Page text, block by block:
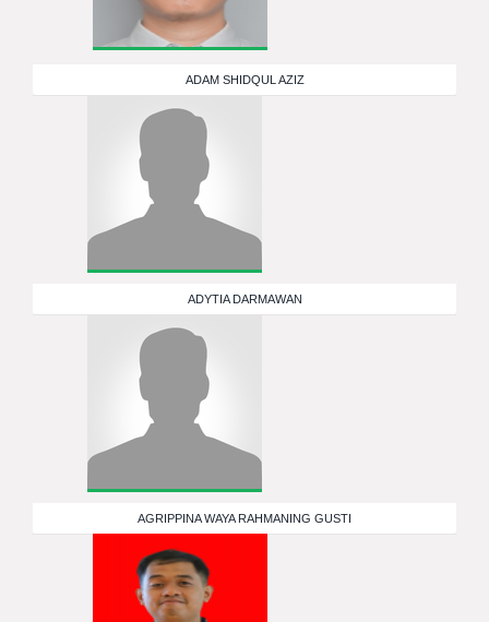
ADAM SHIDQUL AZIZ
ADYTIA DARMAWAN
AGRIPPINA WAYA RAHMANING GUSTI